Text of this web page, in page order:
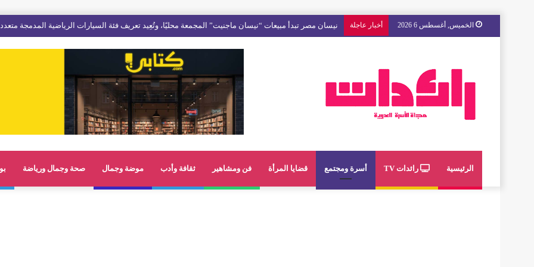
الخميس, أغسطس 6 2026 أخبار عاجلة مع « The Next Ad » ، إنوي يُسند حملته الإعلانية المقبلة إلى الشباب المغربي
الرئيسية رائدات TV أسرة ومجتمع قضايا المرأة فن ومشاهير ثقافة وأدب موضة وجمال صحة وجمال ورياضة